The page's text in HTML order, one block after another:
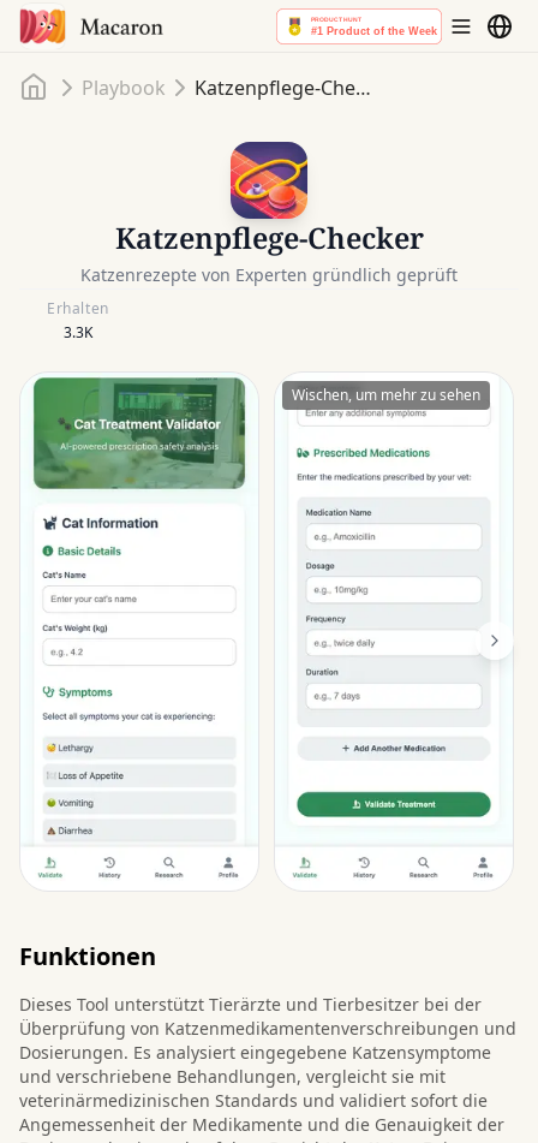
Startseite
Playbook Katzenpflege-Checker
Katzenpflege-Checker
Katzenrezepte von Experten gründlich geprüft
Erhalten
3.3K
Wischen, um mehr zu sehen
Funktionen
Dieses Tool unterstützt Tierärzte und Tierbesitzer bei der
Überprüfung von Katzenmedikamentenverschreibungen und
Dosierungen. Es analysiert eingegebene Katzensymptome
und verschriebene Behandlungen, vergleicht sie mit
veterinärmedizinischen Standards und validiert sofort die
Angemessenheit der Medikamente und die Genauigkeit der